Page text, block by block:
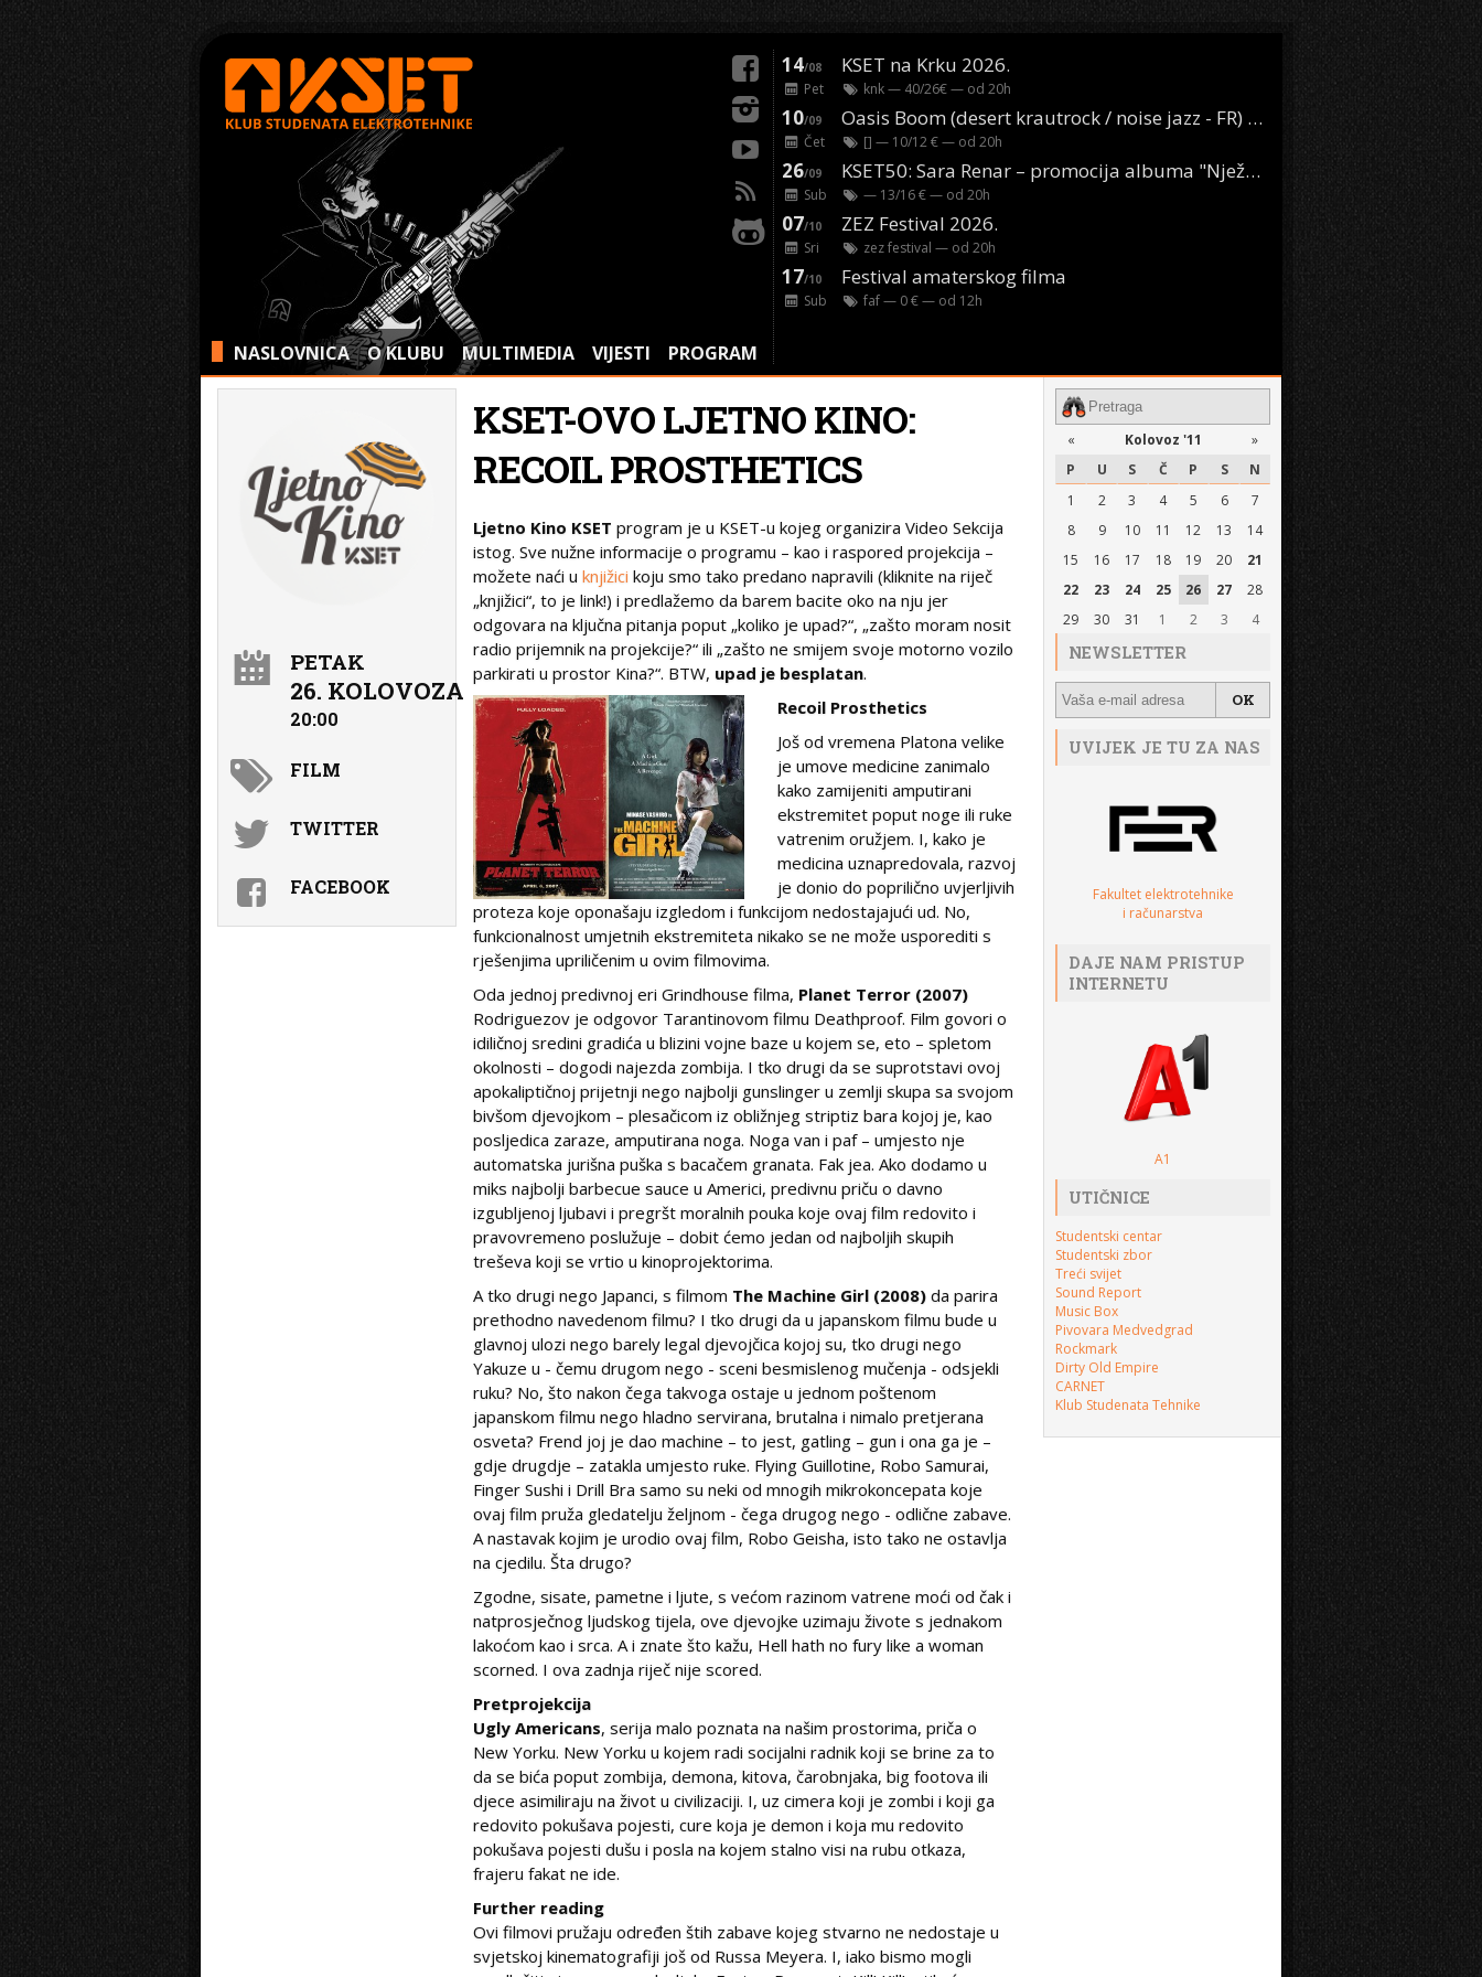
NASLOVNICA O KLUBU MULTIMEDIA VIJESTI PROGRAM
14/08 KSET na Krku 2026.
Pet knk— 40/26€ — od 20h
10/09 Oasis Boom (desert krautrock / noise jazz - FR) @ KONTEJNER
Čet [] — 10/12 € — od 20h
26/09 KSET50: Sara Renar – promocija albuma "Nježne riječi" @ Močvara
Sub — 13/16 € — od 20h
07/10 ZEZ Festival 2026.
Sri zez festival — od 20h
17/10 Festival amaterskog filma
Sub faf— 0 € — od 12h
KSET-OVO LJETNO KINO:
RECOIL PROSTHETICS
Ljetno Kino KSET program je u KSET-u kojeg organizira Video Sekcija
istog. Sve nužne informacije o programu – kao i raspored projekcija –
možete naći uknjižici koju smo tako predano napravili (kliknite na riječ
„knjižici“, to je link!) i predlažemo da barem bacite oko na nju jer
odgovara na ključna pitanja poput „koliko je upad?“, „zašto moram nosit
radio prijemnik na projekcije?“ ili „zašto ne smijem svoje motorno vozilo
parkirati u prostor Kina?“. BTW, upad je besplatan.
Recoil Prosthetics
Još od vremena Platona velike
je umove medicine zanimalo
kako zamijeniti amputirani
ekstremitet poput noge ili ruke
vatrenim oružjem. I, kako je
medicina uznapredovala, razvoj
je donio do poprilično uvjerljivih
proteza koje oponašaju izgledom i funkcijom nedostajajući ud. No,
funkcionalnost umjetnih ekstremiteta nikako se ne može usporediti s
rješenjima upriličenim u ovim filmovima.
Oda jednoj predivnoj eri Grindhouse filma, Planet Terror (2007)
Rodriguezov je odgovor Tarantinovom filmu Deathproof. Film govori o
idiličnoj sredini gradića u blizini vojne baze u kojem se, eto – spletom
okolnosti – dogodi najezda zombija. I tko drugi da se suprotstavi ovoj
apokaliptičnoj prijetnji nego najbolji gunslinger u zemlji skupa sa svojom
bivšom djevojkom – plesačicom iz obližnjeg striptiz bara kojoj je, kao
posljedica zaraze, amputirana noga. Noga van i paf – umjesto nje
automatska jurišna puška s bacačem granata. Fak jea. Ako dodamo u
miks najbolji barbecue sauce u Americi, predivnu priču o davno
izgubljenoj ljubavi i pregršt moralnih pouka koje ovaj film redovito i
pravovremeno poslužuje – dobit ćemo jedan od najboljih skupih
treševa koji se vrtio u kinoprojektorima.
A tko drugi nego Japanci, s filmom The Machine Girl (2008) da parira
prethodno navedenom filmu? I tko drugi da u japanskom filmu bude u
glavnoj ulozi nego barely legal djevojčica kojoj su, tko drugi nego
Yakuze u - čemu drugom nego - sceni besmislenog mučenja - odsjekli
ruku? No, što nakon čega takvoga ostaje u jednom poštenom
japanskom filmu nego hladno servirana, brutalna i nimalo pretjerana
osveta? Frend joj je dao machine – to jest, gatling – gun i ona ga je –
gdje drugdje – zatakla umjesto ruke. Flying Guillotine, Robo Samurai,
Finger Sushi i Drill Bra samo su neki od mnogih mikrokoncepata koje
ovaj film pruža gledatelju željnom - čega drugog nego - odlične zabave.
A nastavak kojim je urodio ovaj film, Robo Geisha, isto tako ne ostavlja
na cjedilu. Šta drugo?
Zgodne, sisate, pametne i ljute, s većom razinom vatrene moći od čak i
natprosječnog ljudskog tijela, ove djevojke uzimaju živote s jednakom
lakoćom kao i srca. A i znate što kažu, Hell hath no fury like a woman
scorned. I ova zadnja riječ nije scored.
Pretprojekcija
Ugly Americans, serija malo poznata na našim prostorima, priča o
New Yorku. New Yorku u kojem radi socijalni radnik koji se brine za to
da se bića poput zombija, demona, kitova, čarobnjaka, big footova ili
djece asimiliraju na život u civilizaciji. I, uz cimera koji je zombi i koji ga
redovito pokušava pojesti, cure koja je demon i koja mu redovito
pokušava pojesti dušu i posla na kojem stalno visi na rubu otkaza,
frajeru fakat ne ide.
Further reading
Ovi filmovi pružaju određen štih zabave kojeg stvarno ne nedostaje u
svjetskoj kinematografiji još od Russa Meyera. I, iako bismo mogli
PETAK
26. KOLOVOZA
20:00
FILM
TWITTER
FACEBOOK
« Kolovoz '11
»
P
U S Č P S
N
1
2 3 4 5 6
7
8
9 10 11 12 13
14
15
16 17 18 19 20
21
22
23 24 25 26 27
28
29
30 31 1 2 3 4
NEWSLETTER
UVIJEK JE TU ZA NAS
Fakultet elektrotehnike
i računarstva
DAJE NAM PRISTUP
INTERNETU
A1
UTIČNICE
Studentski centar
Studentski zbor
Treći svijet
Sound Report
Music Box
Pivovara Medvedgrad
Rockmark
Dirty Old Empire
CARNET
Klub Studenata Tehnike